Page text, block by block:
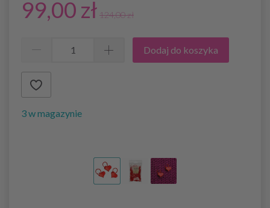
99,00 zł 124,00 zł
Dodaj do koszyka
3 w magazynie